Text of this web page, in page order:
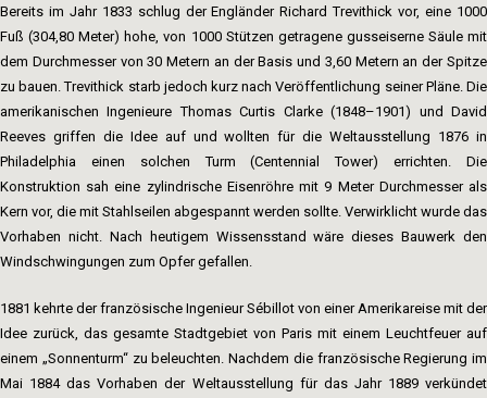
Bereits im Jahr 1833 schlug der Engländer Richard Trevithick vor, eine 1000
Fuß (304,80 Meter) hohe, von 1000 Stützen getragene gusseiserne Säule mit
dem Durchmesser von 30 Metern an der Basis und 3,60 Metern an der Spitze
zu bauen. Trevithick starb jedoch kurz nach Veröffentlichung seiner Pläne. Die
amerikanischen Ingenieure Thomas Curtis Clarke (1848–1901) und David
Reeves griffen die Idee auf und wollten für die Weltausstellung 1876 in
Philadelphia einen solchen Turm (Centennial Tower) errichten. Die
Konstruktion sah eine zylindrische Eisenröhre mit 9 Meter Durchmesser als
Kern vor, die mit Stahlseilen abgespannt werden sollte. Verwirklicht wurde das
Vorhaben nicht. Nach heutigem Wissensstand wäre dieses Bauwerk den
Windschwingungen zum Opfer gefallen.
1881 kehrte der französische Ingenieur Sébillot von einer Amerikareise mit der
Idee zurück, das gesamte Stadtgebiet von Paris mit einem Leuchtfeuer auf
einem „Sonnenturm“ zu beleuchten. Nachdem die französische Regierung im
Mai 1884 das Vorhaben der Weltausstellung für das Jahr 1889 verkündet